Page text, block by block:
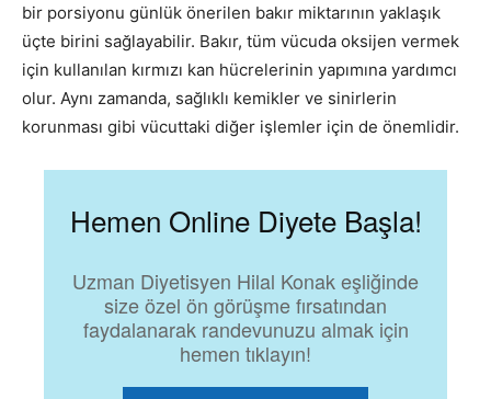
bir porsiyonu günlük önerilen bakır miktarının yaklaşık
üçte birini sağlayabilir. Bakır, tüm vücuda oksijen vermek
için kullanılan kırmızı kan hücrelerinin yapımına yardımcı
olur. Aynı zamanda, sağlıklı kemikler ve sinirlerin
korunması gibi vücuttaki diğer işlemler için de önemlidir.
Hemen Online Diyete Başla!
Uzman Diyetisyen Hilal Konak eşliğinde
size özel ön görüşme fırsatından
faydalanarak randevunuzu almak için
hemen tıklayın!